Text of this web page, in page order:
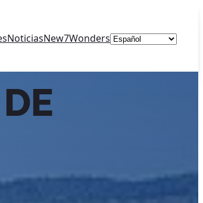
NoticiasNew7WondersElegir